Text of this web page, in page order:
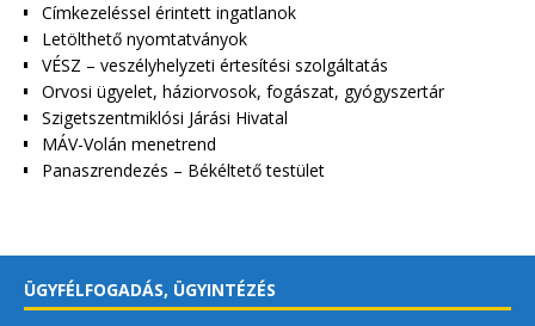
Címkezeléssel érintett ingatlanok
Letölthető nyomtatványok
VÉSZ – veszélyhelyzeti értesítési szolgáltatás
Orvosi ügyelet, háziorvosok, fogászat, gyógyszertár
Szigetszentmiklósi Járási Hivatal
MÁV-Volán menetrend
Panaszrendezés – Békéltető testület
ÜGYFÉLFOGADÁS, ÜGYINTÉZÉS